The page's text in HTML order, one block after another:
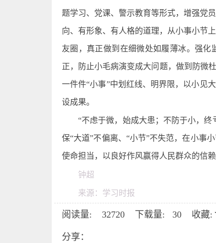
题学习、党课、警示教育等形式，增强党
向、有形象、有人格的道理，从小事小节
友圈，真正做到在细微处如履薄冰。强化
正，防止小毛病演变成大问题，做到防微杜
一件件“小事”中划红线、明界限，以小见
设成果。
“不虑于微，始成大患；不防于小，
保“大道”不偏离、“小节”不失范，在小事
使命担当，以良好作风赢得人民群众的信
钟超
来源：学习时报
阅读量: 32720 下载量: 30 收藏:
分享：